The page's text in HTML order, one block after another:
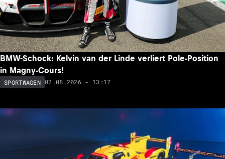
BMW-Schock: Kelvin van der Linde verliert Pole-Position
in Magny-Cours!
SPORTWAGEN 02.08.2026 - 13:17